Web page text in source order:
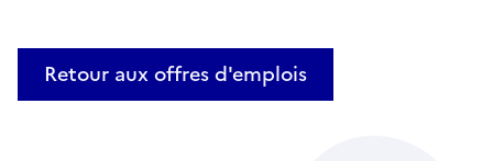
Retour aux offres d'emplois